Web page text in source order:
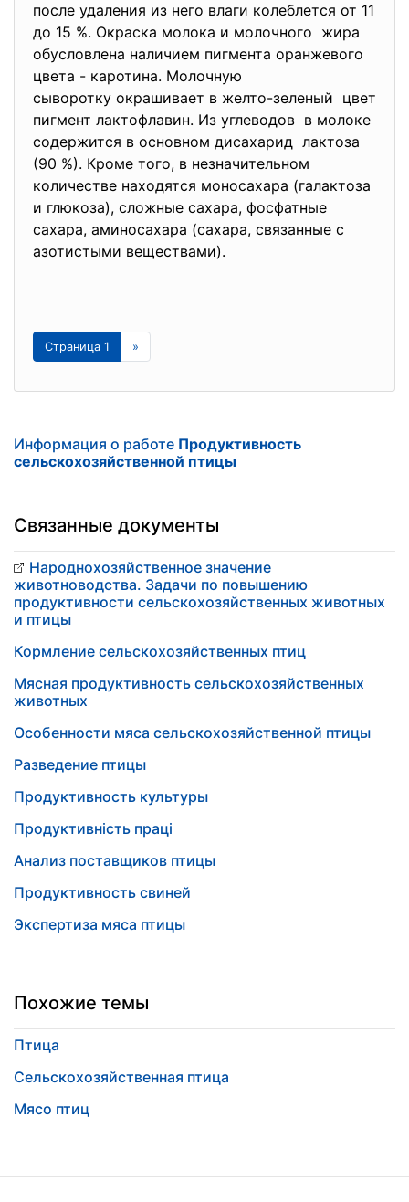
после удаления из него влаги колеблется от 11
до 15 %. Окраска молока и молочного жира
обусловлена наличием пигмента оранжевого
цвета - каротина. Молочную
сыворотку окрашивает в желто-зеленый цвет
пигмент лактофлавин. Из углеводов в молоке
содержится в основном дисахарид лактоза
(90 %). Кроме того, в незначительном
количестве находятся моносахара (галактоза
и глюкоза), сложные сахара, фосфатные
сахара, аминосахара (сахара, связанные с
азотистыми веществами).
Страница 1 »
Информация о работе Продуктивность
сельскохозяйственной птицы
Связанные документы
Народнохозяйственное значение
животноводства. Задачи по повышению
продуктивности сельскохозяйственных животных
и птицы
Кормление сельскохозяйственных птиц
Мясная продуктивность сельскохозяйственных
животных
Особенности мяса сельскохозяйственной птицы
Разведение птицы
Продуктивность культуры
Продуктивність праці
Анализ поставщиков птицы
Продуктивность свиней
Экспертиза мяса птицы
Похожие темы
Птица
Сельскохозяйственная птица
Мясо птиц